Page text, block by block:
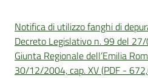
Tutti
gli
argomenti...
Notifica di utilizzo fanghi di
Decreto Legislativo n. 99 del
Giunta Regionale dell’Emilia
30/12/2004, cap. XV(PDF -